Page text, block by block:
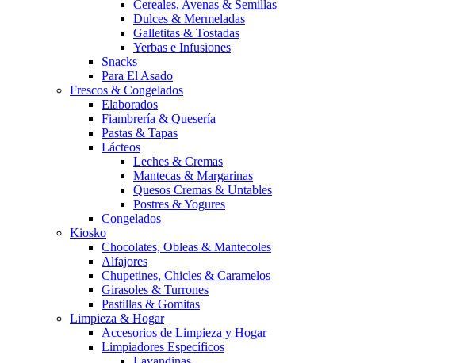
Cereales, Avenas & Semillas
Dulces & Mermeladas
Galletitas & Tostadas
Yerbas e Infusiones
Snacks
Para El Asado
Frescos & Congelados
Elaborados
Fiambrería & Quesería
Pastas & Tapas
Lácteos
Leches & Cremas
Mantecas & Margarinas
Quesos Cremas & Untables
Postres & Yogures
Congelados
Kiosko
Chocolates, Obleas & Mantecoles
Alfajores
Chupetines, Chicles & Caramelos
Girasoles & Turrones
Pastillas & Gomitas
Limpieza & Hogar
Accesorios de Limpieza y Hogar
Limpiadores Específicos